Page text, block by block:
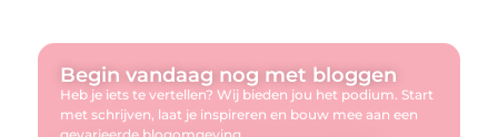
Begin vandaag nog met bloggen
Heb je iets te vertellen? Wij bieden jou het podium. Start
met schrijven, laat je inspireren en bouw mee aan een